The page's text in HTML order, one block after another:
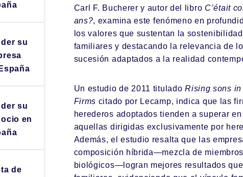
Carl F. Bucherer y autor del libro C’était
ans?, examina este fenómeno en
los valores que sustentan la
familiares y destacando la relevancia de
sucesión adaptados a la realidad
Un estudio de 2011 tituladoRising sons
Firms citado por Lecamp, indica que las
herederos adoptados tienden a superar
aquellas dirigidas exclusivamente por
Además, el estudio resalta que las
composición híbrida—mezcla de
biológicos—logran mejores resultados
su
su
en
de